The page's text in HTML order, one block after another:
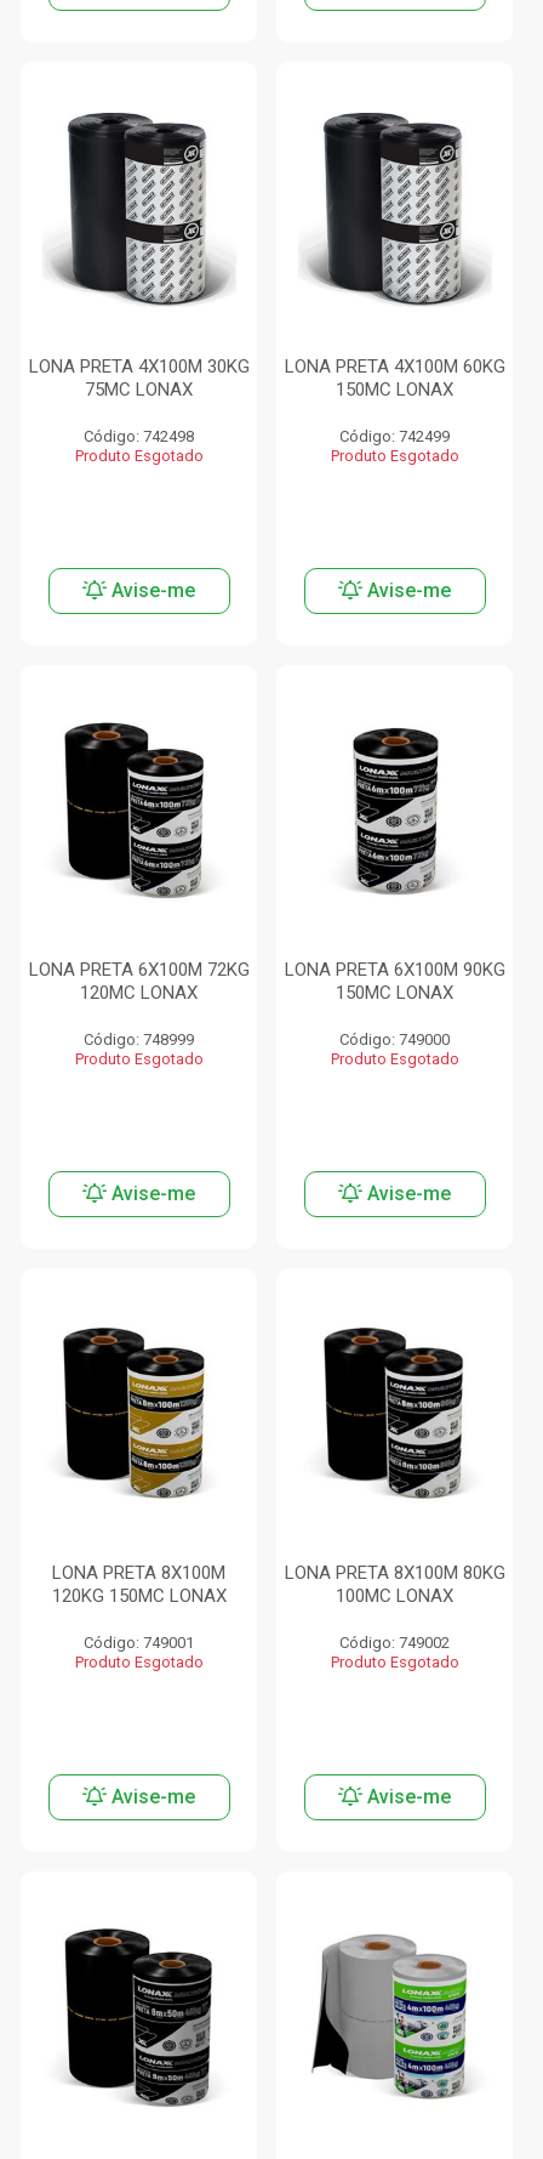
LONA PRETA 4X100M 30KG
75MC LONAX
Código: 742498
Produto Esgotado
Avise-me
LONA PRETA 4X100M 60KG
150MC LONAX
Código: 742499
Produto Esgotado
Avise-me
LONA PRETA 6X100M 72KG
120MC LONAX
Código: 748999
Produto Esgotado
Avise-me
LONA PRETA 6X100M 90KG
150MC LONAX
Código: 749000
Produto Esgotado
Avise-me
LONA PRETA 8X100M
120KG 150MC LONAX
Código: 749001
Produto Esgotado
Avise-me
LONA PRETA 8X100M 80KG
100MC LONAX
Código: 749002
Produto Esgotado
Avise-me